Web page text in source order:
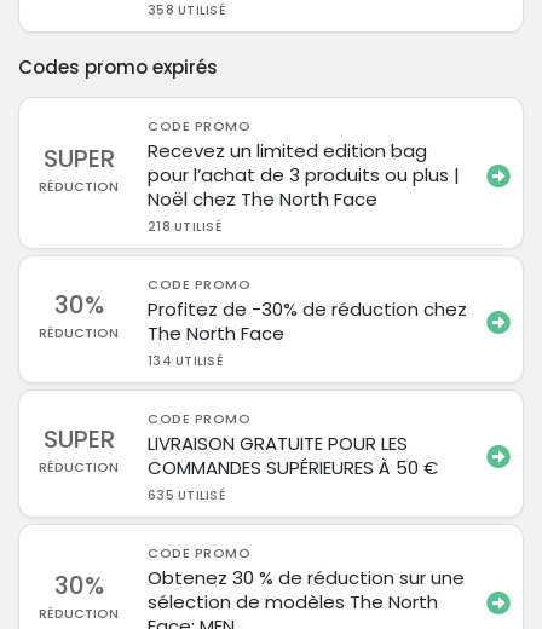
358 UTILISÉ
Codes promo expirés
SUPER
RÉDUCTION
CODE PROMO
Recevez un limited edition bag
pour l’achat de 3 produits ou plus |
Noël chez The North Face
218 UTILISÉ
30%
RÉDUCTION
CODE PROMO
Profitez de -30% de réduction chez
The North Face
134 UTILISÉ
SUPER
RÉDUCTION
CODE PROMO
LIVRAISON GRATUITE POUR LES
COMMANDES SUPÉRIEURES À 50 €
635 UTILISÉ
30%
RÉDUCTION
CODE PROMO
Obtenez 30 % de réduction sur une
sélection de modèles The North